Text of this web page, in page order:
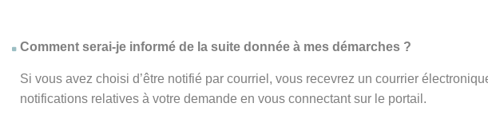
Comment serai-je informé de la suite donnée à mes démarches ?
Si vous avez choisi d’être notifié par courriel, vous recevrez un courrier
notifications relatives à votre demande en vous connectant sur le portail.